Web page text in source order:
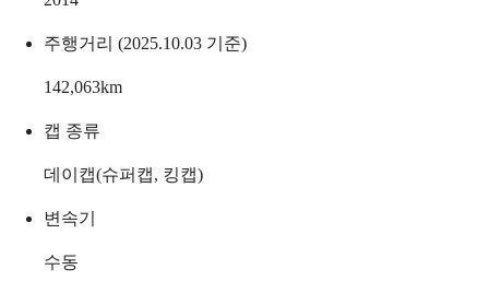
주행거리 (2025.10.03 기준)
142,063km
캡 종류
데이캡(슈퍼캡, 킹캡)
변속기
수동